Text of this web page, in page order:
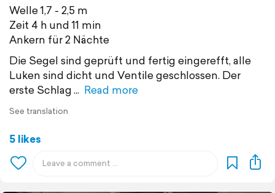
Welle 1,7 - 2,5 m
Zeit 4 h und 11 min
Ankern für 2 Nächte
Die Segel sind geprüft und fertig eingerefft, alle
Luken sind dicht und Ventile geschlossen. Der
erste Schlag
Read more
See translation
5 likes